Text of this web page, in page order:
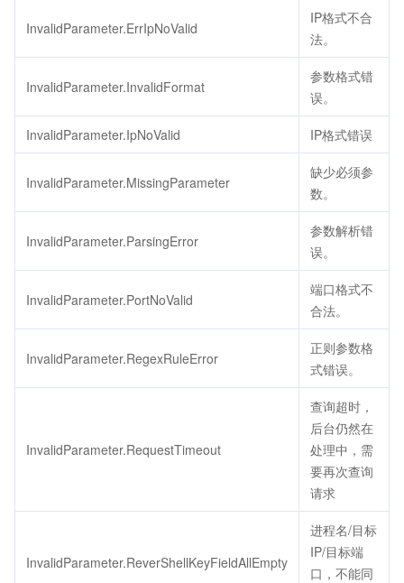
InvalidParameter.ErrIpNoValid
IP格式不合
法。
InvalidParameter.InvalidFormat
参数格式错
误。
InvalidParameter.IpNoValid IP格式错误
InvalidParameter.MissingParameter
缺少必须参
数。
InvalidParameter.ParsingError
参数解析错
误。
InvalidParameter.PortNoValid
端口格式不
合法。
InvalidParameter.RegexRuleError
正则参数格
式错误。
InvalidParameter.RequestTimeout
查询超时，
后台仍然在
处理中，需
要再次查询
请求
InvalidParameter.ReverShellKeyFieldAllEmpty
进程名/目标
IP/目标端
口，不能同